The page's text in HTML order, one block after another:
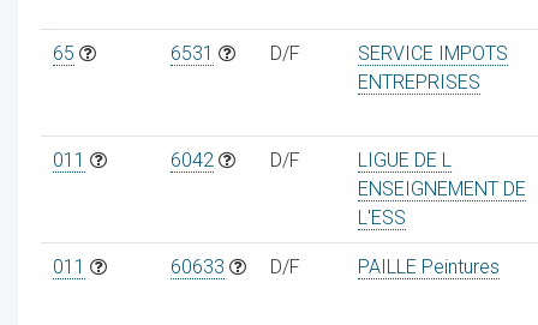
65 6531 D/F
SERVICE IMPOTS
ENTREPRISES
011 6042 D/F
LIGUE DE L
ENSEIGNEMENT DE
L'ESS
011 60633 D/F PAILLE Peintures